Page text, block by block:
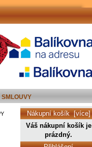
SMLOUVY
Nákupní košík [více]
Váš nákupní košík je
prázdný.